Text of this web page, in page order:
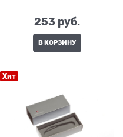
253 руб.
В КОРЗИНУ
Хит